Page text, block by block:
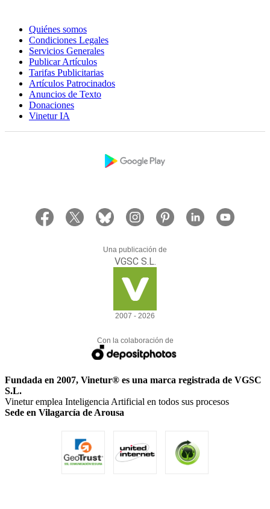
Quiénes somos
Condiciones Legales
Servicios Generales
Publicar Artículos
Tarifas Publicitarias
Artículos Patrocinados
Anuncios de Texto
Donaciones
Vinetur IA
Una publicación de
VGSC S.L.
2007 - 2026
Con la colaboración de
Fundada en 2007, Vinetur® es una marca registrada de VGSC
S.L.
Vinetur emplea Inteligencia Artificial en todos sus procesos
Sede en Vilagarcía de Arousa